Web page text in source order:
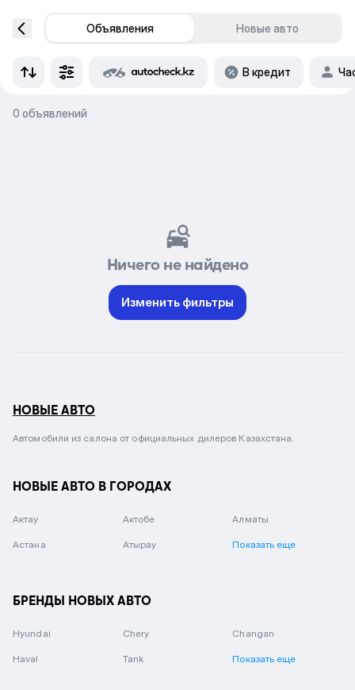
Объявления Новые авто
В кредит
0 объявлений
Ничего не найдено
Изменить фильтры
НОВЫЕ АВТО
Автомобили из салона от официальных дилеров Казахстана.
НОВЫЕ АВТО В ГОРОДАХ
Актау Актобе Алматы
Астана Атырау Показать еще
БРЕНДЫ НОВЫХ АВТО
Hyundai Chery Changan
Haval Tank Показать еще